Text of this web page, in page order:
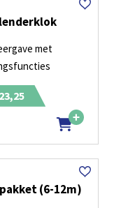
met
(6-12m)